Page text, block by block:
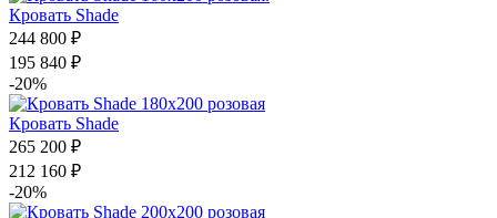
Кровать Shade
244 800 ₽
195 840 ₽
-20%
Кровать Shade
265 200 ₽
212 160 ₽
-20%